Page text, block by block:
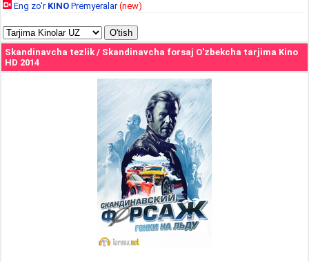
Eng zo'r KINO Premyeralar(new)
Skandinavcha tezlik / Skandinavcha forsaj O'zbekcha tarjima Kino
HD 2014